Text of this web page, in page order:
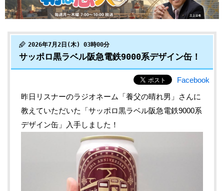
2026年7月2日(木) 03時00分
サッポロ黒ラベル阪急電鉄9000系デザイン缶！
Facebook
昨日リスナーのラジオネーム「養父の晴れ男」さんに
教えていただいた「サッポロ黒ラベル阪急電鉄9000系
デザイン缶」入手しました！